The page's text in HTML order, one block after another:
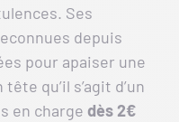
Ses
depuis
pour apaiser une
qu’il s’agit d’un
en charge dès 2€